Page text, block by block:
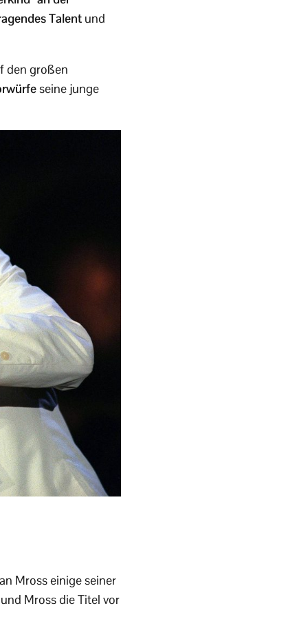
Talent und
den großen
seine junge
Mross einige seiner
Mross die Titel vor